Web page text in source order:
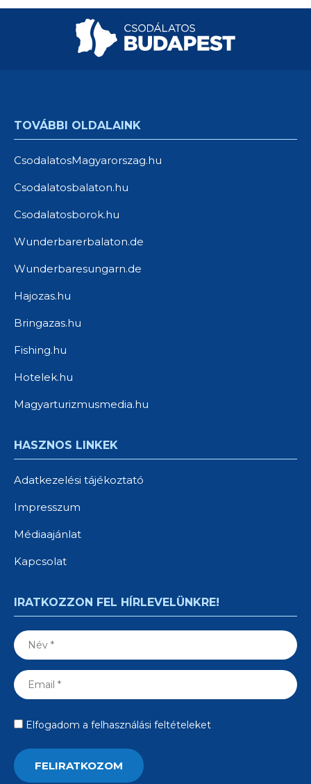
TOVÁBBI OLDALAINK
CsodalatosMagyarorszag.hu
Csodalatosbalaton.hu
Csodalatosborok.hu
Wunderbarerbalaton.de
Wunderbaresungarn.de
Hajozas.hu
Bringazas.hu
Fishing.hu
Hotelek.hu
Magyarturizmusmedia.hu
HASZNOS LINKEK
Adatkezelési tájékoztató
Impresszum
Médiaajánlat
Kapcsolat
IRATKOZZON FEL HÍRLEVELÜNKRE!
Elfogadom a felhasználási feltételeket